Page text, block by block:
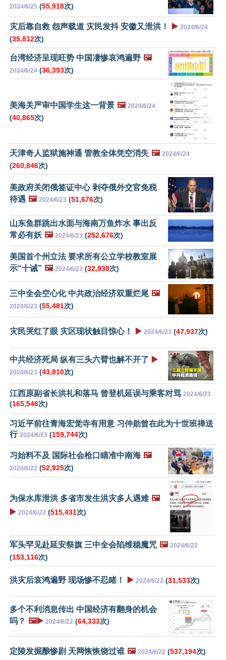
2024/6/25 (55,918次)
灾后靠自救 怨声载道 灾民发抖 安徽又泄洪！ ▶️ 2024/6/24
(35,812次)
台湾经济呈现旺势 中国凄惨哀鸿遍野 🖼️
2024/6/24 (36,393次)
美海关严审中国学生这一背景 🖼️ 2024/6/24
(40,865次)
天津奇人监狱施神通 管教全体凭空消失 🖼️ 2024/6/24
(260,846次)
美政府关闭俄签证中心 剥夺俄外交官免税
待遇 🖼️ 2024/6/23 (51,676次)
山东鱼群跳出水面与海南万鱼炸水 事出反
常必有妖 🖼️ 2024/6/23 (252,676次)
美国首个州立法 要求所有公立学校教室展
示“十诫” 🖼️ 2024/6/23 (32,938次)
三中全会空心化 中共政治经济双重烂尾 🖼️
2024/6/23 (55,481次)
灾民哭红了眼 灾区现状触目惊心！ ▶️ 2024/6/23 (47,937次)
中共经济死局 纵有三头六臂也解不开了 ▶️
2024/6/23 (43,810次)
江西原副省长洪礼和落马 曾登机延误与乘客对骂 2024/6/23
(165,546次)
习近平前往青海宏觉寺有用意 习仲勋曾在此为十世班禅送
行 2024/6/23 (159,744次)
习始料不及 国际社会枪口瞄准中南海 🖼️
2024/6/22 (52,925次)
为保水库泄洪 多省市发生洪灾多人遇难 🖼️
▶️ 2024/6/22 (515,431次)
军头罕见赴延安祭旗 三中全会陷维稳魔咒 🖼️ 2024/6/22
(153,116次)
洪灾后哀鸿遍野 现场惨不忍睹！ ▶️ 2024/6/22 (31,533次)
多个不利消息传出 中国经济有翻身的机会
吗？ 🖼️▶️ 2024/6/22 (64,333次)
定陵发掘酿惨剧 天网恢恢饶过谁 🖼️ 2024/6/22 (537,194次)